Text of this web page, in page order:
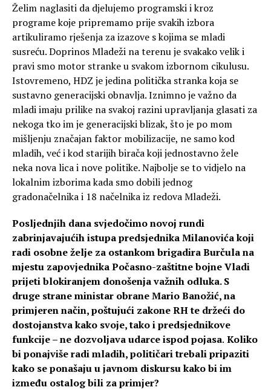
Želim naglasiti da djelujemo programski i kroz
programe koje pripremamo prije svakih izbora
artikuliramo rješenja za izazove s kojima se mladi
susreću. Doprinos Mladeži na terenu je svakako velik i
pravi smo motor stranke u svakom izbornom cikulusu.
Istovremeno, HDZ je jedina politička stranka koja se
sustavno generacijski obnavlja. Iznimno je važno da
mladi imaju prilike na svakoj razini upravljanja glasati za
nekoga tko im je generacijski blizak, što je po mom
mišljenju značajan faktor mobilizacije, ne samo kod
mladih, već i kod starijih birača koji jednostavno žele
neka nova lica i nove politike. Najbolje se to vidjelo na
lokalnim izborima kada smo dobili jednog
gradonačelnika i 18 načelnika iz redova Mladeži.
Posljednjih dana svjedočimo novoj rundi
zabrinjavajućih istupa predsjednika Milanovića koji
radi osobne želje za ostankom brigadira Burčula na
mjestu zapovjednika Počasno-zaštitne bojne Vladi
prijeti blokiranjem donošenja važnih odluka. S
druge strane ministar obrane Mario Banožić, na
primjeren način, poštujući zakone RH te držeći do
dostojanstva kako svoje, tako i predsjednikove
funkcije – ne dozvoljava udarce ispod pojasa. Koliko
bi ponajviše radi mladih, političari trebali pripaziti
kako se ponašaju u javnom diskursu kako bi im
između ostalog bili za primjer?